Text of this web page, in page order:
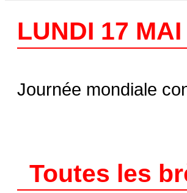
LUNDI 17
Journée mondiale
Toutes les